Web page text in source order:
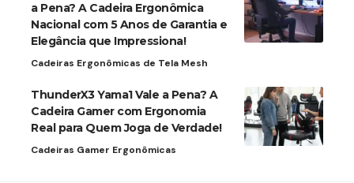
a Pena? A Cadeira Ergonômica
Nacional com 5 Anos de Garantia e
Elegância que Impressiona!
Cadeiras Ergonômicas de Tela Mesh
ThunderX3 Yama1 Vale a Pena? A
Cadeira Gamer com Ergonomia
Real para Quem Joga de Verdade!
Cadeiras Gamer Ergonômicas